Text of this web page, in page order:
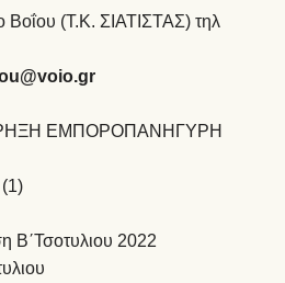
Βοΐου (Τ.Κ. ΣΙΑΤΙΣΤΑΣ) τηλ
voio.gr
ΕΜΠΟΡΟΠΑΝΗΓΥΡΗ
2022